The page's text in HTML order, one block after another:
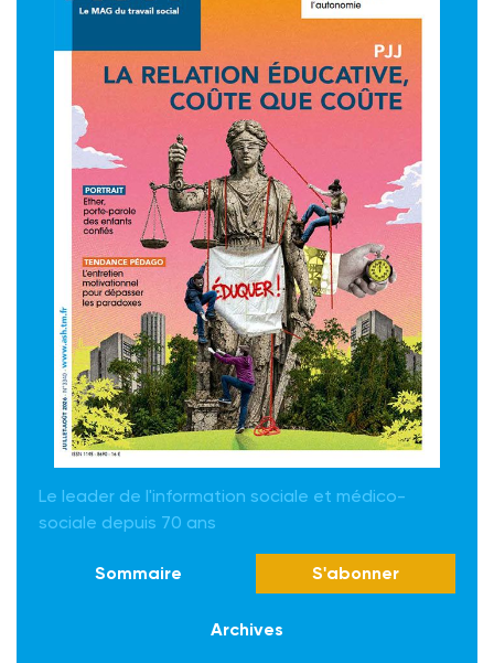
Le leader de l'information sociale et médico-
sociale depuis 70 ans
Sommaire S'abonner
Archives